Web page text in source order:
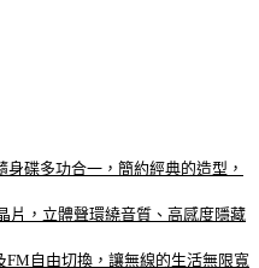
碟多功合一，簡約經典的造型，
片，立體聲環繞音質、高感度隱藏
自由切換，讓無線的生活無限寬